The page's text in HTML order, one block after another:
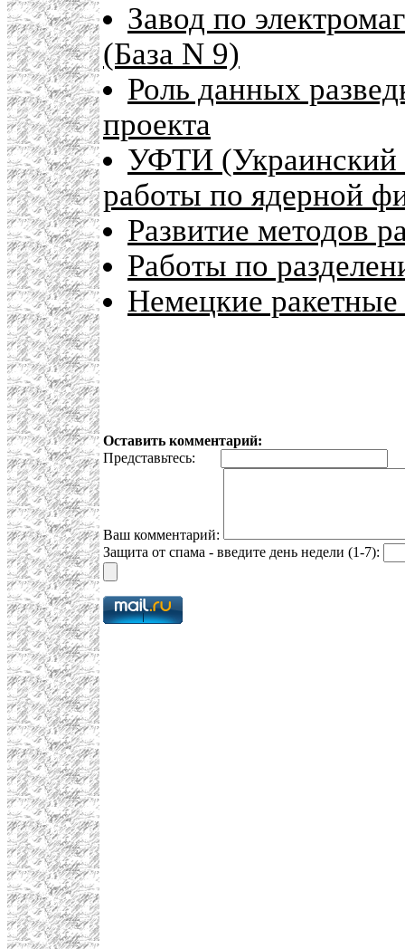
Завод по
(База N 9)
Роль данных
проекта
УФТИ (Украинский
работы по ядерной
Развитие методов
Работы по
Немецкие
Оставить комментарий:
Представьтесь:
Ваш комментарий:
Защита от спама - введите день недели (1-7):